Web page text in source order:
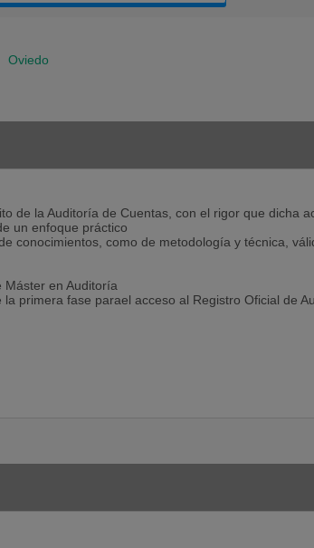
Oviedo
de la Auditoría de Cuentas, con el rigor que dicha
un enfoque práctico
conocimientos, como de metodología y técnica,
Máster en Auditoría
primera fase parael acceso al Registro Oficial de